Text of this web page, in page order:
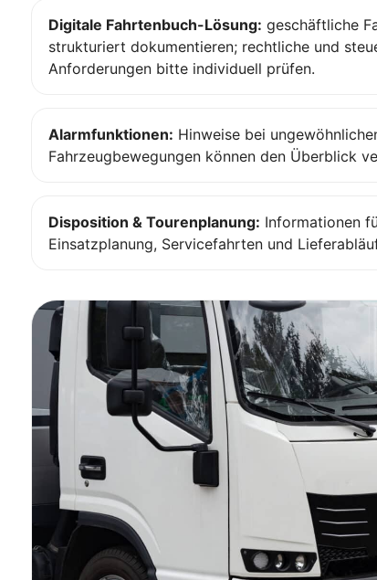
Digitale Fahrtenbuch-Lösung: geschäftliche
strukturiert dokumentieren; rechtliche und
Anforderungen bitte individuell prüfen.
Alarmfunktionen: Hinweise bei
Fahrzeugbewegungen können den Überblick
Disposition & Tourenplanung: Informationen
Einsatzplanung, Servicefahrten und